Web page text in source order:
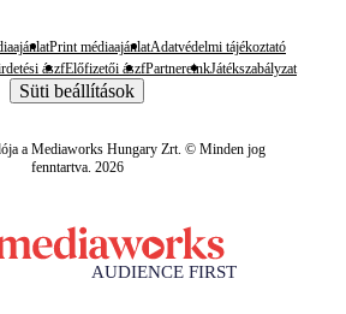
Print médiaajánlatAdatvédelmi tájékoztató
ászfElőfizetői ászfPartnereinkJátékszabályzat
Süti beállítások
a Mediaworks Hungary Zrt. © Minden jog
fenntartva. 2026